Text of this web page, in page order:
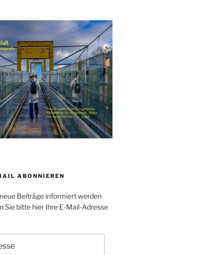
ABONNIEREN
Beiträge informiert werden
Sie bitte hier Ihre E-Mail-Adresse